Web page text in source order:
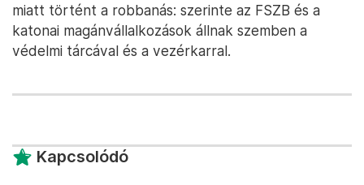
miatt történt a robbanás: szerinte az FSZB és a
katonai magánvállalkozások állnak szemben a
védelmi tárcával és a vezérkarral.
Kapcsolódó